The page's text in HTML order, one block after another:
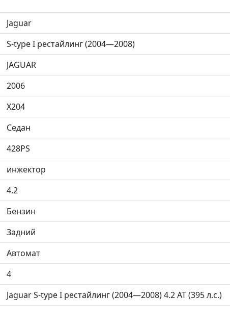
Jaguar
S-type I рестайлинг (2004—2008)
JAGUAR
2006
X204
Седан
428PS
инжектор
4.2
Бензин
Задний
Автомат
4
Jaguar S-type I рестайлинг (2004—2008) 4.2 AT (395 л.с.)